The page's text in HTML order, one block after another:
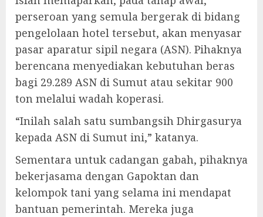
perseroan yang semula bergerak di bidang
pengelolaan hotel tersebut, akan menyasar
pasar aparatur sipil negara (ASN). Pihaknya
berencana menyediakan kebutuhan beras
bagi 29.289 ASN di Sumut atau sekitar 900
ton melalui wadah koperasi.
“Inilah salah satu sumbangsih Dhirgasurya
kepada ASN di Sumut ini,” katanya.
Sementara untuk cadangan gabah, pihaknya
bekerjasama dengan Gapoktan dan
kelompok tani yang selama ini mendapat
bantuan pemerintah. Mereka juga